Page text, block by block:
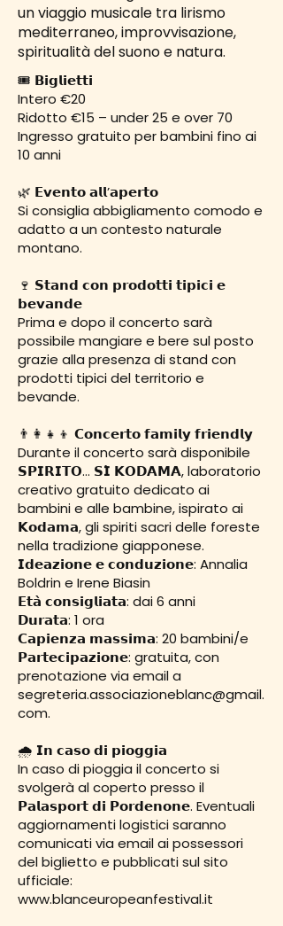
un viaggio musicale tra lirismo
mediterraneo, improvvisazione,
spiritualità del suono e natura.
🎟 𝗕𝗶𝗴𝗹𝗶𝗲𝘁𝘁𝗶
Intero €20
Ridotto €15 – under 25 e over 70
Ingresso gratuito per bambini fino ai
10 anni
🌿 𝗘𝘃𝗲𝗻𝘁𝗼 𝗮𝗹𝗹’𝗮𝗽𝗲𝗿𝘁𝗼
Si consiglia abbigliamento comodo e
adatto a un contesto naturale
montano.
🍷 𝗦𝘁𝗮𝗻𝗱 𝗰𝗼𝗻 𝗽𝗿𝗼𝗱𝗼𝘁𝘁𝗶 𝘁𝗶𝗽𝗶𝗰𝗶 𝗲
𝗯𝗲𝘃𝗮𝗻𝗱𝗲
Prima e dopo il concerto sarà
possibile mangiare e bere sul posto
grazie alla presenza di stand con
prodotti tipici del territorio e
bevande.
👨‍👩‍👧‍👦 𝗖𝗼𝗻𝗰𝗲𝗿𝘁𝗼 𝗳𝗮𝗺𝗶𝗹𝘆 𝗳𝗿𝗶𝗲𝗻𝗱𝗹𝘆
Durante il concerto sarà disponibile
𝗦𝗣𝗜𝗥𝗜𝗧𝗢… 𝗦𝗜̀ 𝗞𝗢𝗗𝗔𝗠𝗔, laboratorio
creativo gratuito dedicato ai
bambini e alle bambine, ispirato ai
𝗞𝗼𝗱𝗮𝗺𝗮, gli spiriti sacri delle foreste
nella tradizione giapponese.
𝗜𝗱𝗲𝗮𝘇𝗶𝗼𝗻𝗲 𝗲 𝗰𝗼𝗻𝗱𝘂𝘇𝗶𝗼𝗻𝗲: Annalia
Boldrin e Irene Biasin
𝗘𝘁𝗮̀ 𝗰𝗼𝗻𝘀𝗶𝗴𝗹𝗶𝗮𝘁𝗮: dai 6 anni
𝗗𝘂𝗿𝗮𝘁𝗮: 1 ora
𝗖𝗮𝗽𝗶𝗲𝗻𝘇𝗮 𝗺𝗮𝘀𝘀𝗶𝗺𝗮: 20 bambini/e
𝗣𝗮𝗿𝘁𝗲𝗰𝗶𝗽𝗮𝘇𝗶𝗼𝗻𝗲: gratuita, con
prenotazione via email a
segreteria.associazioneblanc@gmail.
com.
🌧️ 𝗜𝗻 𝗰𝗮𝘀𝗼 𝗱𝗶 𝗽𝗶𝗼𝗴𝗴𝗶𝗮
In caso di pioggia il concerto si
svolgerà al coperto presso il
𝗣𝗮𝗹𝗮𝘀𝗽𝗼𝗿𝘁 𝗱𝗶 𝗣𝗼𝗿𝗱𝗲𝗻𝗼𝗻𝗲. Eventuali
aggiornamenti logistici saranno
comunicati via email ai possessori
del biglietto e pubblicati sul sito
ufficiale:
www.blanceuropeanfestival.it